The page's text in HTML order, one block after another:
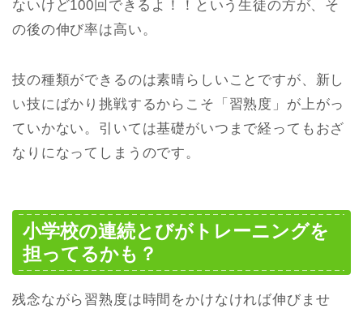
ないけど100回できるよ！！という生徒の方が、そ
の後の伸び率は高い。
技の種類ができるのは素晴らしいことですが、新し
い技にばかり挑戦するからこそ「習熟度」が上がっ
ていかない。引いては基礎がいつまで経ってもおざ
なりになってしまうのです。
小学校の連続とびがトレーニングを
担ってるかも？
残念ながら習熟度は時間をかけなければ伸びませ